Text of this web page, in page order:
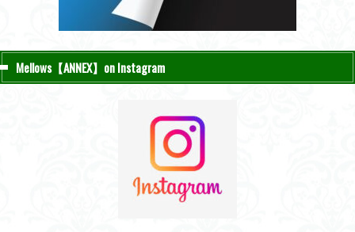
Mellows【ANNEX】on Instagram